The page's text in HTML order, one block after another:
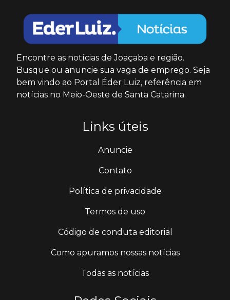
Encontre as notícias de Joaçaba e região.
Busque ou anuncie sua vaga de emprego. Seja
bem vindo ao Portal Éder Luiz, referência em
notícias no Meio-Oeste de Santa Catarina.
Links úteis
Anuncie
Contato
Política de privacidade
Termos de uso
Código de conduta editorial
Como apuramos nossas notícias
Todas as notícias